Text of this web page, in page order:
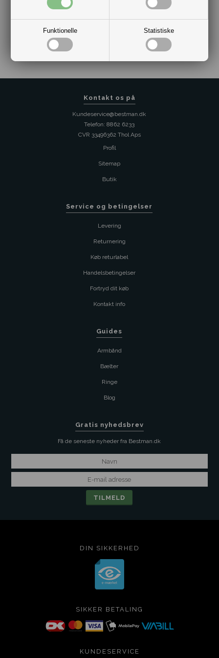
Funktionelle Statistiske
2021-NB3775A-MDI
Kontakt os på
Kundeservice@bestman.dk
Telefon: 8862 6233
CVR 33496362 Thol Aps
Profil
Sitemap
Butik
Service og betingelser
Levering
Returnering
Køb returlabel
Handelsbetingelser
Fortryd dit køb
Kontakt info
Guides
Armbånd
Bælter
Ringe
Blog
Gratis nyhedsbrev
Få de seneste nyheder fra Bestman.dk
DIN SIKKERHED
SIKKER BETALING
KUNDESERVICE